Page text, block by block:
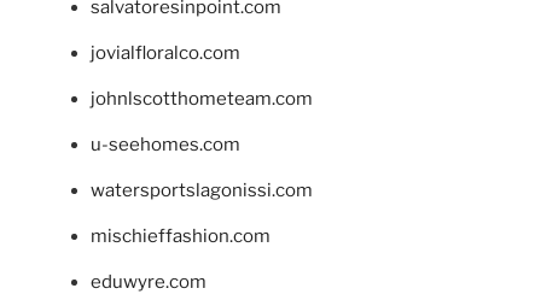
salvatoresinpoint.com
jovialfloralco.com
johnlscotthometeam.com
u-seehomes.com
watersportslagonissi.com
mischieffashion.com
eduwyre.com